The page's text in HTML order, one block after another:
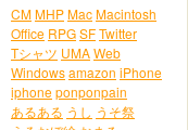
CMMHPMacMacintosh
Office RPGSFTwitter
Tシャツ UMAWeb
Windowsamazon iPhone
iphoneponponpain
あるある うし うそ祭